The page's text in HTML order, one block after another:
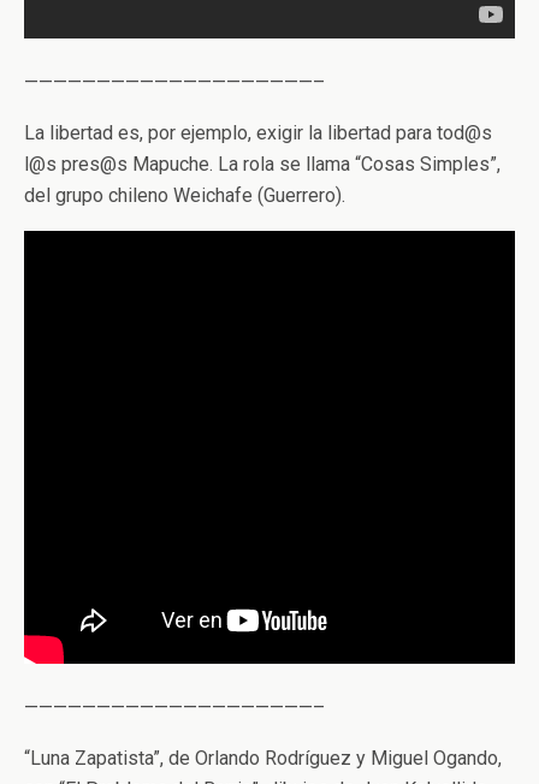
————————————————————–
La libertad es, por ejemplo, exigir la libertad para tod@s
l@s pres@s Mapuche. La rola se llama “Cosas Simples”,
del grupo chileno Weichafe (Guerrero).
————————————————————–
“Luna Zapatista”, de Orlando Rodríguez y Miguel Ogando,